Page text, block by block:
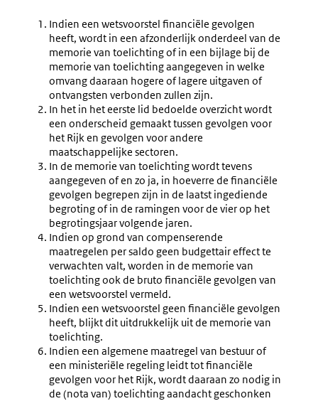
Indien een wetsvoorstel financiële gevolgen
heeft, wordt in een afzonderlijk onderdeel van de
memorie van toelichting of in een bijlage bij de
memorie van toelichting aangegeven in welke
omvang daaraan hogere of lagere uitgaven of
ontvangsten verbonden zullen zijn.
In het in het eerste lid bedoelde overzicht wordt
een onderscheid gemaakt tussen gevolgen voor
het Rijk en gevolgen voor andere
maatschappelijke sectoren.
In de memorie van toelichting wordt tevens
aangegeven of en zo ja, in hoeverre de financiële
gevolgen begrepen zijn in de laatst ingediende
begroting of in de ramingen voor de vier op het
begrotingsjaar volgende jaren.
Indien op grond van compenserende
maatregelen per saldo geen budgettair effect te
verwachten valt, worden in de memorie van
toelichting ook de bruto financiële gevolgen van
een wetsvoorstel vermeld.
Indien een wetsvoorstel geen financiële gevolgen
heeft, blijkt dit uitdrukkelijk uit de memorie van
toelichting.
Indien een algemene maatregel van bestuur of
een ministeriële regeling leidt tot financiële
gevolgen voor het Rijk, wordt daaraan zo nodig in
de (nota van) toelichting aandacht geschonken